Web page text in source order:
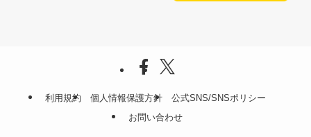
利用規約 個人情報保護方針
公式SNS/SNSポリシー
お問い合わせ